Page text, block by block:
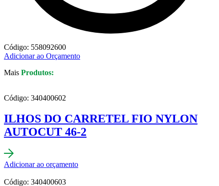
Código: 558092600
Adicionar ao Orçamento
Mais Produtos:
Código: 340400602
ILHOS DO CARRETEL FIO NYLON
AUTOCUT 46-2
Adicionar ao orçamento
Código: 340400603